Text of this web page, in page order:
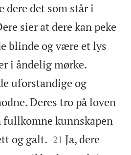
dere det som står i
sier at dere kan peke
blinde og være et lys
i åndelig mørke.
uforstandige og
Deres tro på loven
fullkomne kunnskapen
og galt. 

21 Ja, dere